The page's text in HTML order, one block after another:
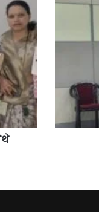
एकूण
प्राप्त-